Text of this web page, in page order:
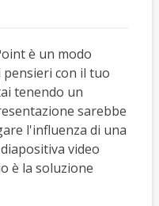
è un modo
con il tuo
tenendo un
sarebbe
l'influenza di una
video
è la soluzione